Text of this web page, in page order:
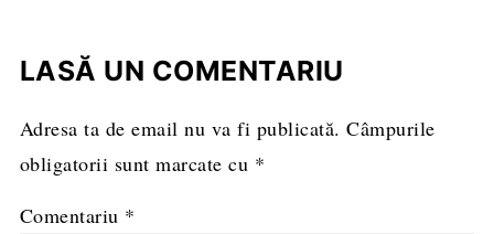
LASĂ UN COMENTARIU
Adresa ta de email nu va fi publicată. Câmpurile
obligatorii sunt marcate cu *
Comentariu *